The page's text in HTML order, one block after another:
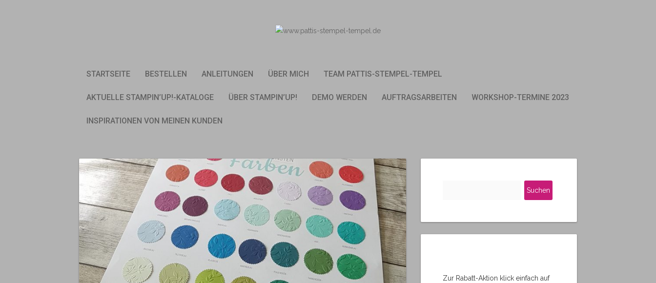
STARTSEITE BESTELLEN ANLEITUNGEN ÜBER MICH TEAM PATTIS-STEMPEL-TEMPEL
AKTUELLE STAMPIN’UP!-KATALOGE ÜBER STAMPIN’UP! DEMO WERDEN AUFTRAGSARBEITEN WORKSHOP-TERMINE 2023
INSPIRATIONEN VON MEINEN KUNDEN
Zur Rabatt-Aktion klick einfach auf